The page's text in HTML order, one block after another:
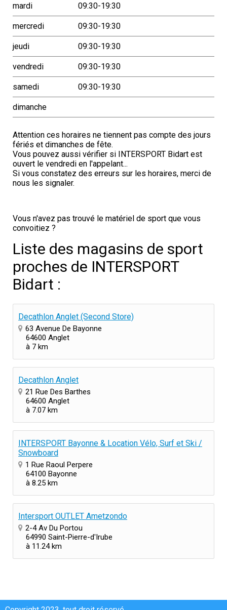
mardi 09:30-19:30
mercredi 09:30-19:30
jeudi 09:30-19:30
vendredi 09:30-19:30
samedi 09:30-19:30
dimanche
Attention ces horaires ne tiennent pas compte des jours
fériés et dimanches de fête.
Vous pouvez aussi vérifier si INTERSPORT Bidart est
ouvert le vendredi en l'appelant...
Si vous constatez des erreurs sur les horaires, merci de
nous les signaler.
Vous n'avez pas trouvé le matériel de sport que vous
convoitiez ?
Liste des magasins de sport
proches de INTERSPORT
Bidart :
Decathlon Anglet (Second Store)
63 Avenue De Bayonne
64600 Anglet
à 7 km
Decathlon Anglet
21 Rue Des Barthes
64600 Anglet
à 7.07 km
INTERSPORT Bayonne & Location Vélo, Surf et Ski /
Snowboard
1 Rue Raoul Perpere
64100 Bayonne
à 8.25 km
Intersport OUTLET Ametzondo
2-4 Av Du Portou
64990 Saint-Pierre-d'Irube
à 11.24 km